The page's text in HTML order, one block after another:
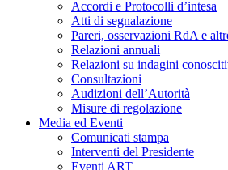
Accordi e Protocolli d’intesa
Atti di segnalazione
Pareri, osservazioni RdA e
Relazioni annuali
Relazioni su indagini
Consultazioni
Audizioni dell’Autorità
Misure di regolazione
Media ed Eventi
Comunicati stampa
Interventi del Presidente
Eventi ART